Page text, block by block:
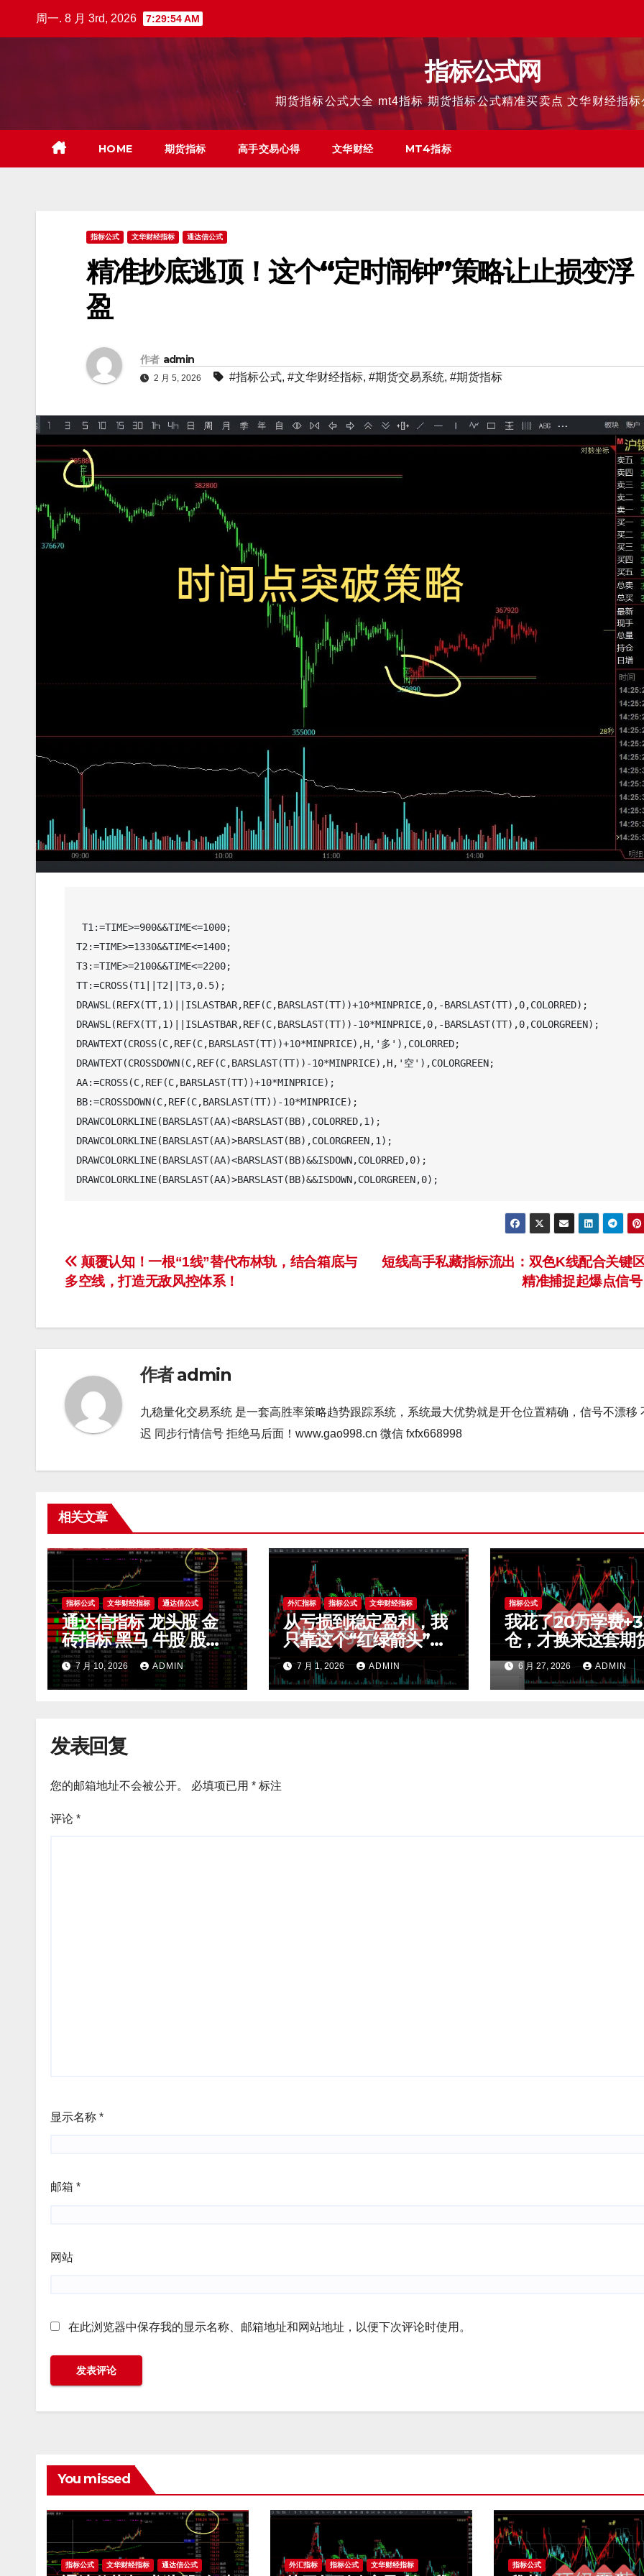
周一. 8 月 3rd, 2026 7:29:55 AM
指标公式网
期货指标公式大全 mt4指标 期货指标公式精准买卖点 文华财经指
HOME 期货指标 高手交易心得 文华财经 MT4指标
指标公式 文华财经指标 通达信公式
精准抄底逃顶！这个“定时闹钟”策略让止损变浮
盈
作者 admin
2 月 5, 2026 #指标公式, #文华财经指标, #期货交易系统, #期货指标
T2:=TIME>=1330&&TIME<=1400;
T3:=TIME>=2100&&TIME<=2200;
TT:=CROSS(T1||T2||T3,0.5);
DRAWSL(REFX(TT,1)||ISLASTBAR,REF(C,BARSLAST(TT))+10*MINPRICE,0,-BARSLAST(TT),0,COLORRED);
DRAWSL(REFX(TT,1)||ISLASTBAR,REF(C,BARSLAST(TT))-10*MINPRICE,0,-BARSLAST(TT),0,COLORGREEN);
DRAWTEXT(CROSS(C,REF(C,BARSLAST(TT))+10*MINPRICE),H,'多'),COLORRED;
DRAWTEXT(CROSSDOWN(C,REF(C,BARSLAST(TT))-10*MINPRICE),H,'空'),COLORGREEN;
AA:=CROSS(C,REF(C,BARSLAST(TT))+10*MINPRICE);
BB:=CROSSDOWN(C,REF(C,BARSLAST(TT))-10*MINPRICE);
DRAWCOLORKLINE(BARSLAST(AA)<BARSLAST(BB),COLORRED,1);
DRAWCOLORKLINE(BARSLAST(AA)>BARSLAST(BB),COLORGREEN,1);
DRAWCOLORKLINE(BARSLAST(AA)<BARSLAST(BB)&&ISDOWN,COLORRED,0);
文
章
导
短线高手私藏指标流出：双色K线配合关键
精准捕捉起爆点信
颠覆认知！一根“1线”替代布林轨，结合箱底与
多空线，打造无敌风控体系！
作者admin
九稳量化交易系统 是一套高胜率策略趋势跟踪系统，系统最大优势就是开仓位置精确，信号不漂移
迟 同步行情信号 拒绝马后面！www.gao998.cn 微信 fxfx668998
相关文章
指标公式 文华财经指标 通达信公式
通达信指标 龙头股 金
砖指标 黑马 牛股 股票
指标公式
7 月 10, 2026 ADMIN
外汇指标 指标公式 文华财经指标
从亏损到稳定盈利，我
只靠这个“红绿箭头”过
滤无效交易，干货全公
开 mt4指标
7 月 1, 2026 ADMIN
指标公式
我花了20万学费
仓，才换来这套期
荡交易系统，今天
公开核心逻辑
6 月 27, 2026 ADMIN
发表回复
您的邮箱地址不会被公开。 必填项已用 * 标注
评论 *
显示名称 *
邮箱 *
网站
在此浏览器中保存我的显示名称、邮箱地址和网站地址，以便下次评论时使用。
You missed
指标公式 文华财经指标 通达信公式 外汇指标 指标公式 文华财经指标 指标公式